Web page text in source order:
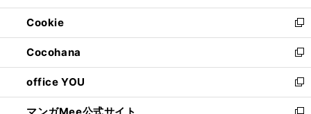
開
く
ウ
で
開
く
ン
ド
ウ
で
開
く
ウ
ィ
ン
ド
ウ
で
開
く
Cookie
新
し
い
ウ
ィ
ン
Cocohana
新
し
い
ウ
office YOU
新
し